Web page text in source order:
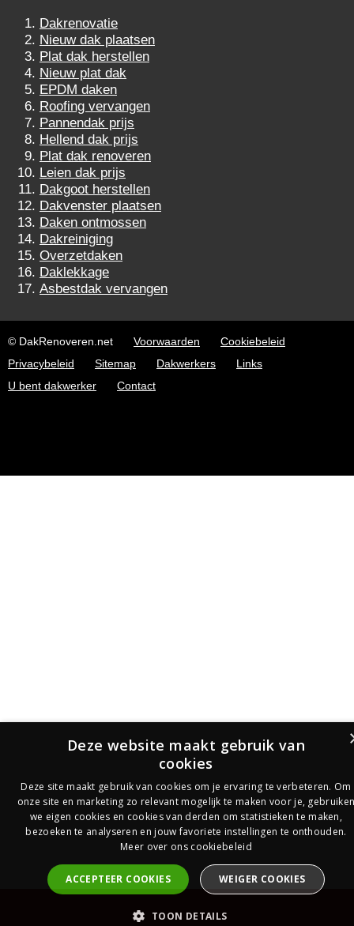
Dakrenovatie
Nieuw dak plaatsen
Plat dak herstellen
Nieuw plat dak
EPDM daken
Roofing vervangen
Pannendak prijs
Hellend dak prijs
Plat dak renoveren
Leien dak prijs
Dakgoot herstellen
Dakvenster plaatsen
Daken ontmossen
Dakreiniging
Overzetdaken
Daklekkage
Asbestdak vervangen
© DakRenoveren.net Voorwaarden
Cookiebeleid
Privacybeleid
Sitemap Dakwerkers
Links
U bent dakwerker
Contact
PrijsOfferte
Deze website maakt gebruik van
cookies
Deze site maakt gebruik van cookies om je ervaring te verbeteren. Om
onze site en marketing zo relevant mogelijk te maken voor je,
we eigen cookies en cookies van derden om statistieken te maken,
bezoeken te analyseren en jouw favoriete instellingen te onthouden.
Meer over ons cookiebeleid
ACCEPTEER COOKIES WEIGER COOKIES
TOON DETAILS